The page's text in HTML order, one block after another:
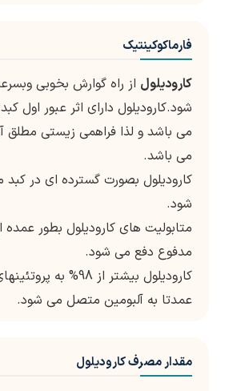
فارماکوکینتیک
کارودیلول از راه گوارش بخوبی
شود.کارودیلول دارای اثر عبور اول
می باشد.
کارودیلول بصورت گسترده ای در کبد
شود.
متابولیت های کارودیلول بطور عمده
مدفوع دفع می شود.
کارودیلول بیشتر از 98% به
عمدتا به آلبومین متصل می شود.
مقدار مصرف کارودیلول